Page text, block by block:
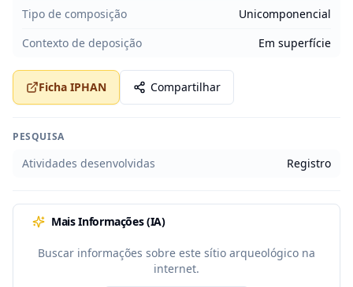
Tipo de composição
Unicomponencial
Contexto de deposição
Em superfície
Ficha IPHAN Compartilhar
PESQUISA
Atividades desenvolvidas Registro
Mais Informações (IA)
Buscar informações sobre este sítio arqueológico na
internet.